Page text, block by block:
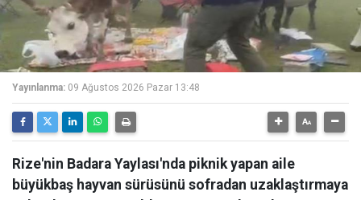
Yayınlanma: 09 Ağustos 2026 Pazar 13:48
Rize'nin Badara Yaylası'nda piknik yapan aile
büyükbaş hayvan sürüsünü sofradan uzaklaştırmaya